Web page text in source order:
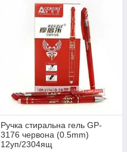
Ручка стиральна гель GP-
3176 червона (0.5mm)
12уп/2304ящ